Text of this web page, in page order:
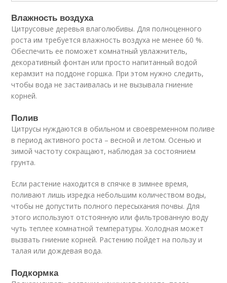
Влажность воздуха
Цитрусовые деревья влаголюбивы. Для полноценного
роста им требуется влажность воздуха не менее 60 %.
Обеспечить ее поможет комнатный увлажнитель,
декоративный фонтан или просто напитанный водой
керамзит на поддоне горшка. При этом нужно следить,
чтобы вода не застаивалась и не вызывала гниение
корней.
Полив
Цитрусы нуждаются в обильном и своевременном поливе
в период активного роста – весной и летом. Осенью и
зимой частоту сокращают, наблюдая за состоянием
грунта.
Если растение находится в спячке в зимнее время,
поливают лишь изредка небольшим количеством воды,
чтобы не допустить полного пересыхания почвы. Для
этого используют отстоянную или фильтрованную воду
чуть теплее комнатной температуры. Холодная может
вызвать гниение корней. Растению пойдет на пользу и
талая или дождевая вода.
Подкормка